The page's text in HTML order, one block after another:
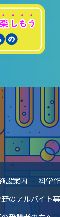
設案内 科学
のアルバイト